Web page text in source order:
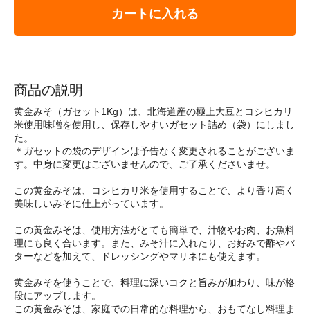
カートに入れる
商品の説明
黄金みそ（ガセット1Kg）は、北海道産の極上大豆とコシヒカリ
米使用味噌を使用し、保存しやすいガセット詰め（袋）にしまし
た。
＊ガセットの袋のデザインは予告なく変更されることがございま
す。中身に変更はございませんので、ご了承くださいませ。
この黄金みそは、コシヒカリ米を使用することで、より香り高く
美味しいみそに仕上がっています。
この黄金みそは、使用方法がとても簡単で、汁物やお肉、お魚料
理にも良く合います。また、みそ汁に入れたり、お好みで酢やバ
ターなどを加えて、ドレッシングやマリネにも使えます。
黄金みそを使うことで、料理に深いコクと旨みが加わり、味が格
段にアップします。
この黄金みそは、家庭での日常的な料理から、おもてなし料理ま